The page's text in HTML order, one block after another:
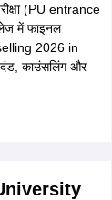
(PU entrance
में फाइनल
2026 in
काउंसलिंग और
University